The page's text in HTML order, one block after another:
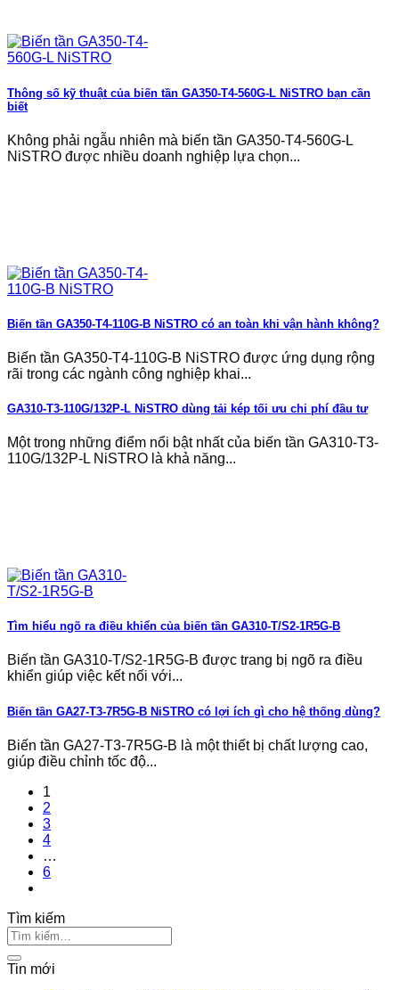
Thông số kỹ thuật của biến tần GA350-T4-560G-L NiSTRO bạn cần
biết
Không phải ngẫu nhiên mà biến tần GA350-T4-560G-L
NiSTRO được nhiều doanh nghiệp lựa chọn...
Biến tần GA350-T4-110G-B NiSTRO có an toàn khi vận hành không?
Biến tần GA350-T4-110G-B NiSTRO được ứng dụng rộng
rãi trong các ngành công nghiệp khai...
GA310-T3-110G/132P-L NiSTRO dùng tải kép tối ưu chi phí đầu tư
Một trong những điểm nổi bật nhất của biến tần GA310-T3-
110G/132P-L NiSTRO là khả năng...
Tìm hiểu ngõ ra điều khiển của biến tần GA310-T/S2-1R5G-B
Biến tần GA310-T/S2-1R5G-B được trang bị ngõ ra điều
khiển giúp việc kết nối với...
Biến tần GA27-T3-7R5G-B NiSTRO có lợi ích gì cho hệ thống dùng?
Biến tần GA27-T3-7R5G-B là một thiết bị chất lượng cao,
giúp điều chỉnh tốc độ...
1
2
3
4
…
6
Tìm kiếm
Tin mới